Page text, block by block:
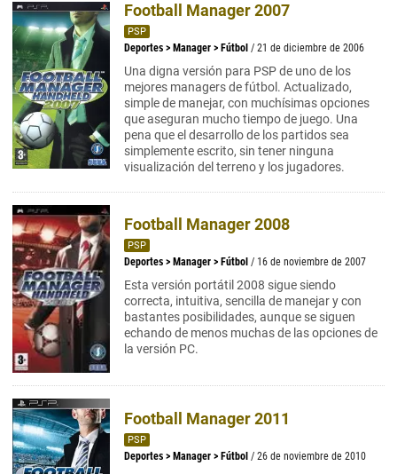
Football Manager 2007
PSP
Deportes > Manager > Fútbol / 21 de diciembre de 2006
Una digna versión para PSP de uno de los
mejores managers de fútbol. Actualizado,
simple de manejar, con muchísimas opciones
que aseguran mucho tiempo de juego. Una
pena que el desarrollo de los partidos sea
simplemente escrito, sin tener ninguna
visualización del terreno y los jugadores.
Football Manager 2008
PSP
Deportes > Manager > Fútbol / 16 de noviembre de 2007
Esta versión portátil 2008 sigue siendo
correcta, intuitiva, sencilla de manejar y con
bastantes posibilidades, aunque se siguen
echando de menos muchas de las opciones de
la versión PC.
Football Manager 2011
PSP
Deportes > Manager > Fútbol / 26 de noviembre de 2010